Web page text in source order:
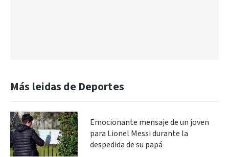
Más leidas de Deportes
Emocionante mensaje de un joven
para Lionel Messi durante la
despedida de su papá